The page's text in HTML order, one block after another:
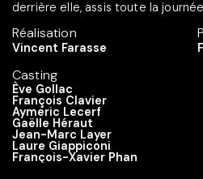
derrière elle, assis toute la
Réalisation
Vincent Farasse
Casting
Ève Gollac
François Clavier
Aymeric Lecerf
Gaëlle Héraut
Jean-Marc Layer
Laure Giappiconi
François-Xavier Phan